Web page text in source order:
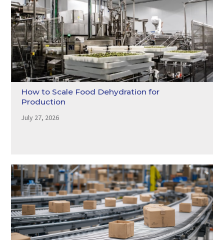
How to Scale Food Dehydration for
Production
July 27, 2026